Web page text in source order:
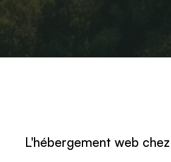
L'hébergement web